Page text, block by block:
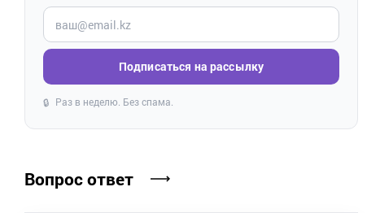
Введите ваш e-mail
Подписаться на рассылку
🔒 Раз в неделю. Без спама.
Вопрос ответ